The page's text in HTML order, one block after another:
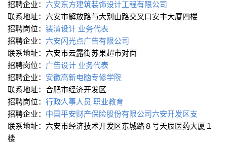
招聘企业： 六安东方建筑装饰设计工程有限公司
联系地址：六安市解放路与大别山路交叉口安丰大厦四楼
招聘岗位： 装潢设计 业务代表
招聘企业： 六安闪光点广告有限公司
联系地址：六安市云露街苏果超市对面
招聘岗位： 广告设计 业务代表
招聘企业： 安徽高新电脑专修学院
联系地址：合肥市经济开发区
招聘岗位： 行政∕人事人员 职业教育
招聘企业： 中国平安财产保险股份有限公司六安开发区支
联系地址：六安市经济技术开发区东城路８号天辰医药大厦１
楼